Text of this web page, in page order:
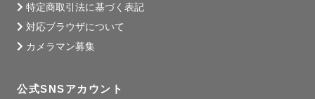
特定商取引法に基づく表記
対応ブラウザについて
カメラマン募集
公式SNSアカウント